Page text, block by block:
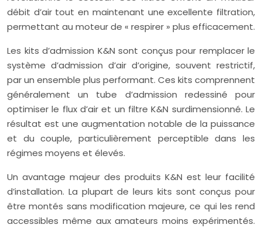
débit d’air tout en maintenant une excellente filtration,
permettant au moteur de « respirer » plus efficacement.
Les kits d’admission K&N sont conçus pour remplacer le
système d’admission d’air d’origine, souvent restrictif,
par un ensemble plus performant. Ces kits comprennent
généralement un tube d’admission redessiné pour
optimiser le flux d’air et un filtre K&N surdimensionné. Le
résultat est une augmentation notable de la puissance
et du couple, particulièrement perceptible dans les
régimes moyens et élevés.
Un avantage majeur des produits K&N est leur facilité
d’installation. La plupart de leurs kits sont conçus pour
être montés sans modification majeure, ce qui les rend
accessibles même aux amateurs moins expérimentés.